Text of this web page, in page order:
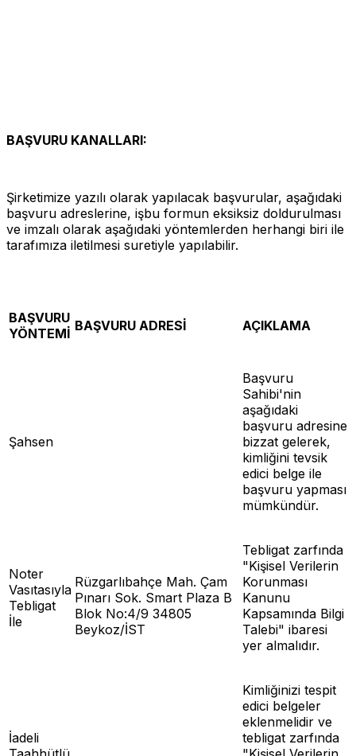
BAŞVURU KANALLARI:
Şirketimize yazılı olarak yapılacak başvurular, aşağıdaki
başvuru adreslerine, işbu formun eksiksiz doldurulması
ve imzalı olarak aşağıdaki yöntemlerden herhangi biri ile
tarafımıza iletilmesi suretiyle yapılabilir.
BAŞVURU
YÖNTEMİ BAŞVURU ADRESİ AÇIKLAMA
Şahsen
Rüzgarlıbahçe Mah. Çam
Pınarı Sok. Smart Plaza B
Blok No:4/9 34805
Beykoz/İST
Başvuru
Sahibi'nin
aşağıdaki
başvuru adresine
bizzat gelerek,
kimliğini tevsik
edici belge ile
başvuru yapması
mümkündür.
Noter
Vasıtasıyla
Tebligat
İle
Tebligat zarfında
"Kişisel Verilerin
Korunması
Kanunu
Kapsamında Bilgi
Talebi" ibaresi
yer almalıdır.
İadeli
Kimliğinizi tespit
edici belgeler
eklenmelidir ve
tebligat zarfında